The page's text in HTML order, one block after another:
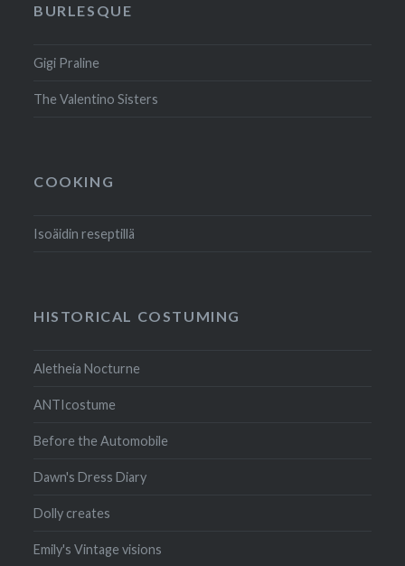
BURLESQUE
Gigi Praline
The Valentino Sisters
COOKING
Isoäidin reseptillä
HISTORICAL COSTUMING
Aletheia Nocturne
ANTIcostume
Before the Automobile
Dawn's Dress Diary
Dolly creates
Emily's Vintage visions